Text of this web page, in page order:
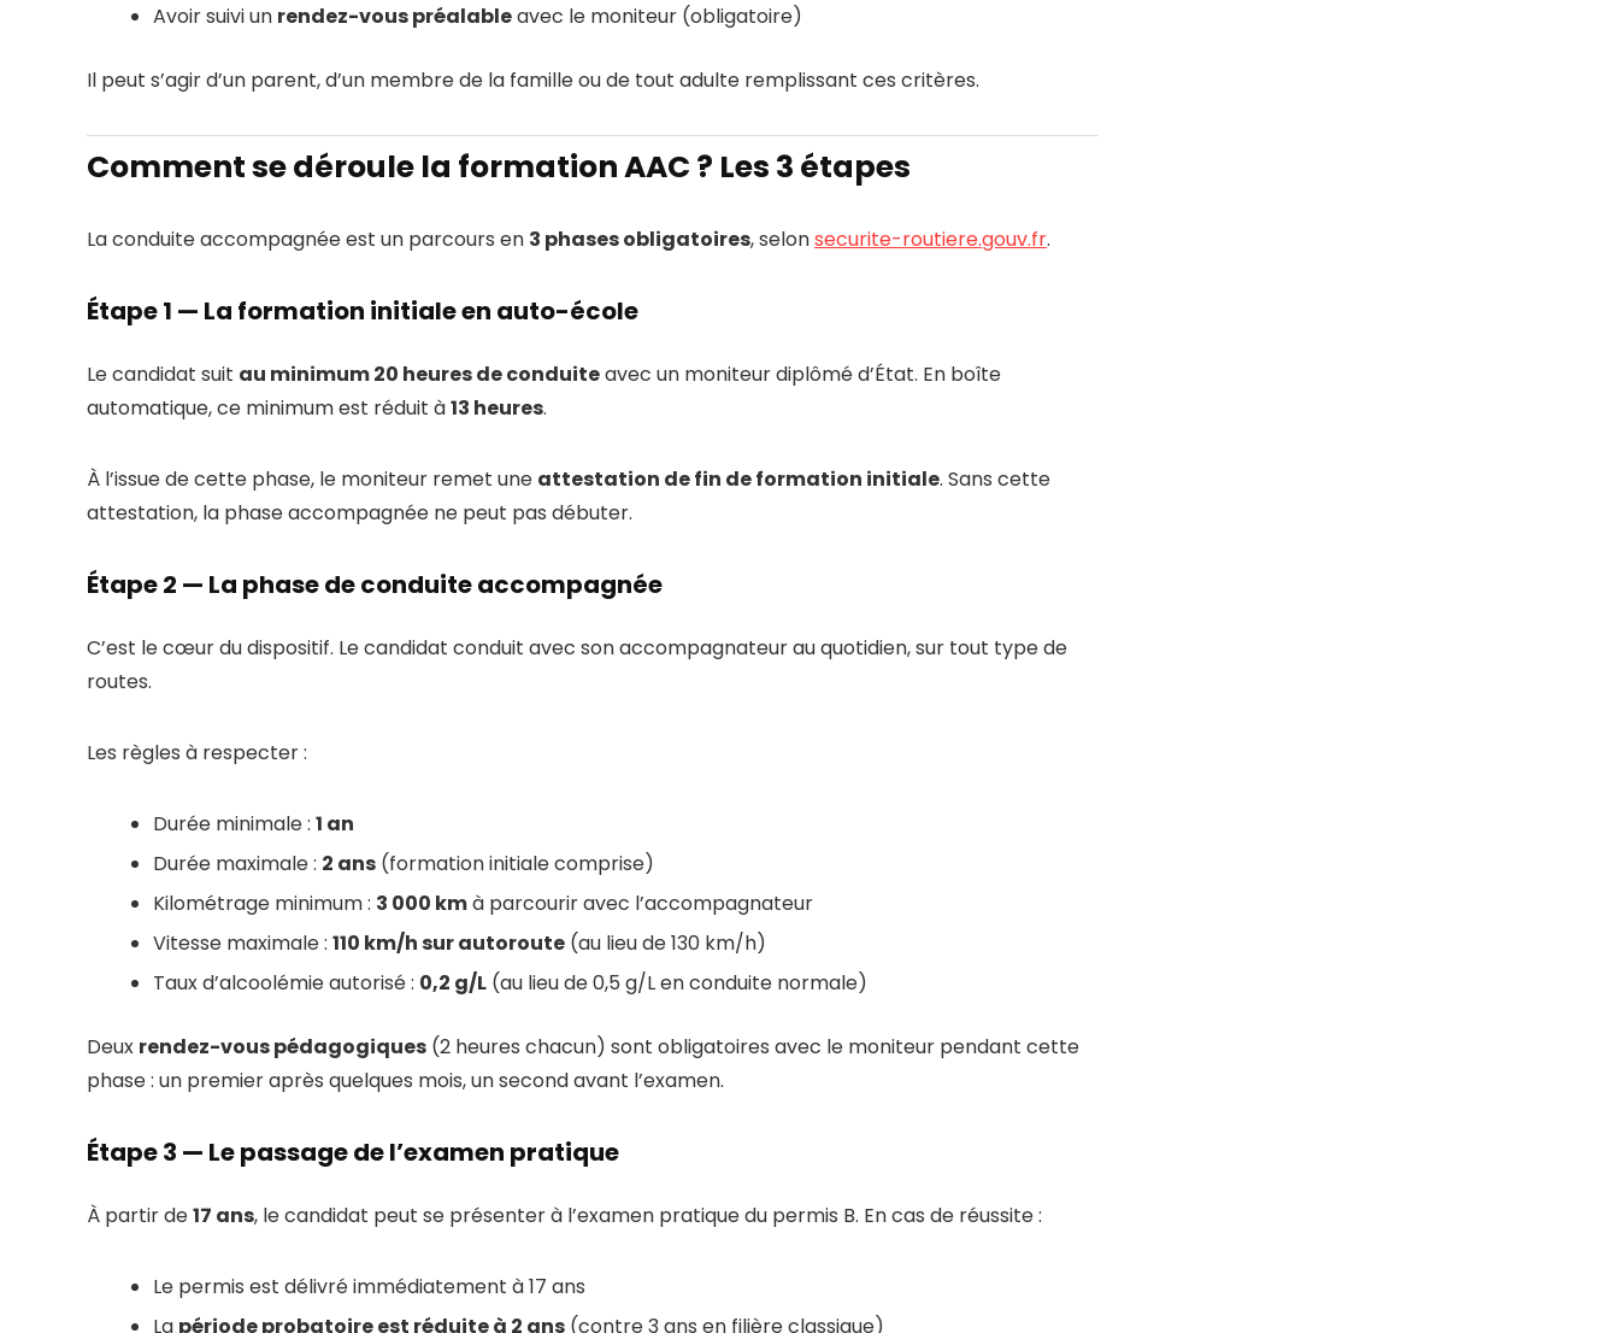
Avoir suivi un rendez-vous préalableavec le moniteur (obligatoire)
Il peut s’agir d’un parent, d’un membre de la famille ou de tout adulte remplissant ces critères.
Comment se déroule la formation AAC ? Les 3 étapes
La conduite accompagnée est un parcours en 3 phases obligatoires, selonsecurite-routiere.gouv.fr.
Étape 1 — La formation initiale en auto-école
Le candidat suit au minimum 20 heures de conduiteavec un moniteur diplômé d’État. En boîte
automatique, ce minimum est réduit à13 heures.
À l’issue de cette phase, le moniteur remet une attestation de fin de formation initiale. Sans cette
attestation, la phase accompagnée ne peut pas débuter.
Étape 2 — La phase de conduite accompagnée
C’est le cœur du dispositif. Le candidat conduit avec son accompagnateur au quotidien, sur tout type de
routes.
Les règles à respecter :
Durée minimale : 1 an
Durée maximale : 2 ans (formation initiale comprise)
Kilométrage minimum : 3 000 kmà parcourir avec l’accompagnateur
Vitesse maximale : 110 km/h sur autoroute (au lieu de 130 km/h)
Taux d’alcoolémie autorisé : 0,2 g/L (au lieu de 0,5 g/L en conduite normale)
Deux rendez-vous pédagogiques (2 heures chacun) sont obligatoires avec le moniteur pendant cette
phase : un premier après quelques mois, un second avant l’examen.
Étape 3 — Le passage de l’examen pratique
À partir de17 ans, le candidat peut se présenter à l’examen pratique du permis B. En cas de réussite :
Le permis est délivré immédiatement à 17 ans
La période probatoire est réduite à 2 ans (contre 3 ans en filière classique)